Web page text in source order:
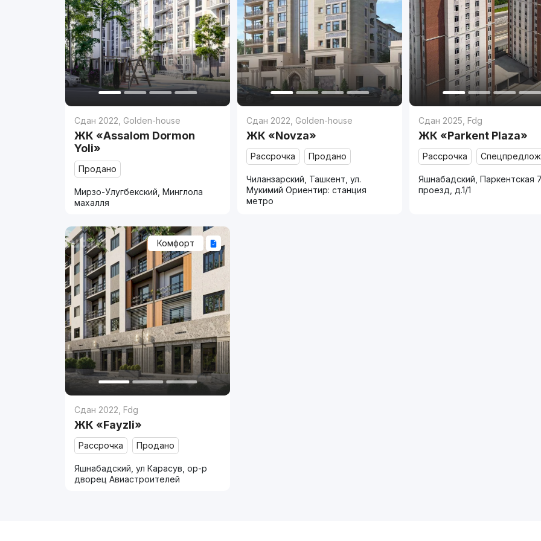
Сдан 2022 Golden-house
ЖК «Assalom Dormon
Yoli»
Продано
Мирзо-Улугбекский, Минглола
махалля
Сдан 2022 Golden-house
ЖК «Novza»
Рассрочка Продано
Чиланзарский, Ташкент, ул.
Мукимий Ориентир: станция
метро
Сдан 2025 Fdg
ЖК «Parkent Plaza»
Рассрочка
Яшнабадский, Паркентская
проезд, д.1/1
Комфорт
Сдан 2022 Fdg
ЖК «Fayzli»
Рассрочка Продано
Яшнабадский, ул Карасув, ор-р
дворец Авиастроителей